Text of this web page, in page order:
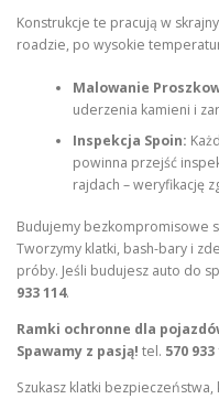
Konstrukcje te pracują w
roadzie, po wysokie
Malowanie
uderzenia kamieni i
Inspekcja Spoin:
powinna przejść
rajdach – weryfikację
Budujemy bezkompromisowe
Tworzymy klatki, bash-bary i
próby. Jeśli budujesz auto do
933 114.
Ramki ochronne dla
Spawamy z pasją! tel. 570 933
Szukasz klatki